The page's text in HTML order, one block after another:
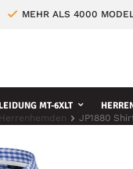
MEHR ALS 4000
MT-6XLT
Herrenhemden JP1880